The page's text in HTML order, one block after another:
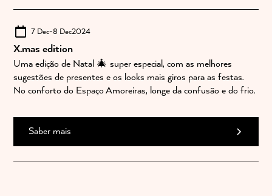
7 Dec-8 Dec2024
X.mas edition
Uma edição de Natal 🎄 super especial, com as melhores
sugestões de presentes e os looks mais giros para as festas.
No conforto do Espaço Amoreiras, longe da confusão e do frio.
Saber mais